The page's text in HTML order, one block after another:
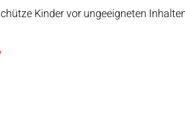
Kinder vor ungeeigneten